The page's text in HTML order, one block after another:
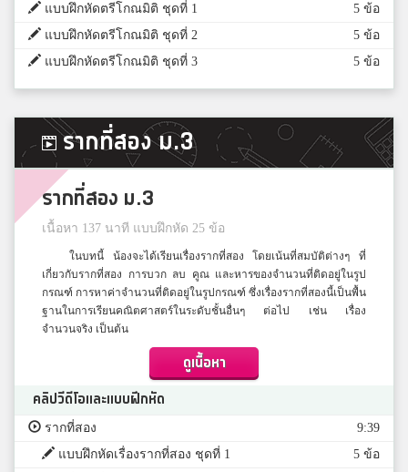
แบบฝึกหัดตรีโกณมิติ ชุดที่ 1
5 ข้อ
แบบฝึกหัดตรีโกณมิติ ชุดที่ 2
5 ข้อ
แบบฝึกหัดตรีโกณมิติ ชุดที่ 3
5 ข้อ
รากที่สอง ม.3
รากที่สอง ม.3
เนื้อหา 137 นาที แบบฝึกหัด 25 ข้อ
ในบทนี้ น้องจะได้เรียนเรื่องรากที่สอง โดยเน้นที่สมบัติต่างๆ ที่
เกี่ยวกับรากที่สอง การบวก ลบ คูณ และหารของจำนวนที่ติดอยู่ในรูป
กรณฑ์ การหาค่าจำนวนที่ติดอยู่ในรูปกรณฑ์ ซึ่งเรื่องรากที่สองนี้เป็นพื้น
ฐานในการเรียนคณิตศาสตร์ในระดับชั้นอื่นๆ ต่อไป เช่น เรื่อง
จำนวนจริง เป็นต้น
ดูเนื้อหา
คลิปวีดีโอและแบบฝึกหัด
รากที่สอง
9:39
แบบฝึกหัดเรื่องรากที่สอง ชุดที่ 1
5 ข้อ